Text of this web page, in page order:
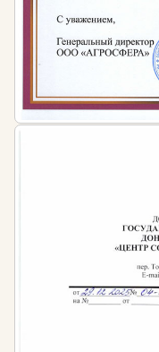
проектов. Вы
и эстетически
озеленения и
этапы
разработки
заказчику.
технологии
объектов
устройство
водоемов и
внимание
контролю качества
Благоустройство